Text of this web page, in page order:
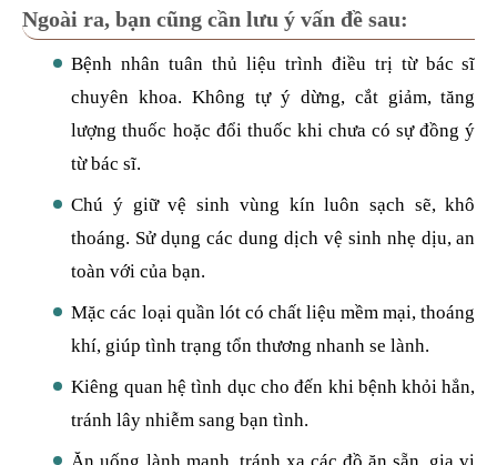
Ngoài ra, bạn cũng cần lưu ý vấn đề sau:
Bệnh nhân tuân thủ liệu trình điều trị từ bác sĩ
chuyên khoa. Không tự ý dừng, cắt giảm, tăng
lượng thuốc hoặc đổi thuốc khi chưa có sự đồng ý
từ bác sĩ.
Chú ý giữ vệ sinh vùng kín luôn sạch sẽ, khô
thoáng. Sử dụng các dung dịch vệ sinh nhẹ dịu, an
toàn với của bạn.
Mặc các loại quần lót có chất liệu mềm mại, thoáng
khí, giúp tình trạng tổn thương nhanh se lành.
Kiêng quan hệ tình dục cho đến khi bệnh khỏi hẳn,
tránh lây nhiễm sang bạn tình.